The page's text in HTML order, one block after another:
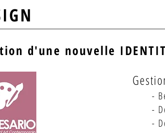
d'une nouvelle
-
-
-